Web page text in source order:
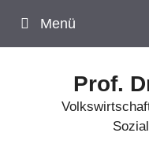
Inhalt
springen
Menü
Prof.